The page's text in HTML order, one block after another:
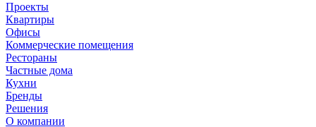
Проекты
Квартиры
Офисы
Коммерческие помещения
Рестораны
Частные дома
Кухни
Бренды
Решения
О компании